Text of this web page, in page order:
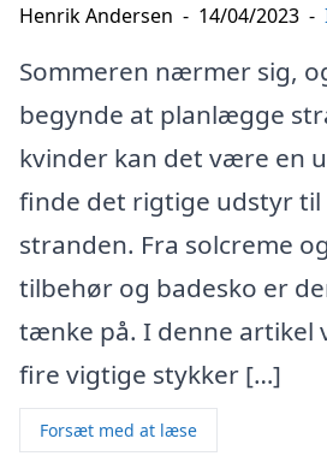
Henrik Andersen - 14/04/2023 -
Sommeren nærmer sig,
begynde at planlægge
kvinder kan det være en
finde det rigtige udstyr til
stranden. Fra solcreme
tilbehør og badesko er
tænke på. I denne artikel
fire vigtige stykker […]
Forsæt med at læse